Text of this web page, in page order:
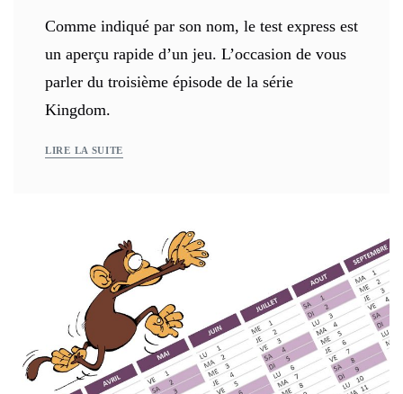
Comme indiqué par son nom, le test express est
un aperçu rapide d’un jeu. L’occasion de vous
parler du troisième épisode de la série
Kingdom.
LIRE LA SUITE